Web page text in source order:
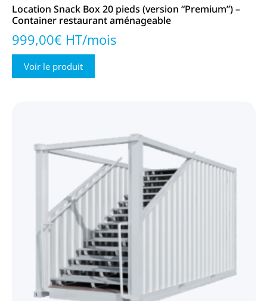
Location Snack Box 20 pieds (version “Premium”) –
Container restaurant aménageable
999,00€ HT/mois
Voir le produit